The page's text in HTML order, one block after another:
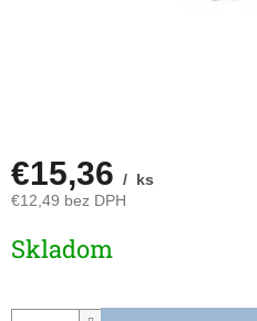
€15,36 / ks
€12,49 bez DPH
cena:
Skladom